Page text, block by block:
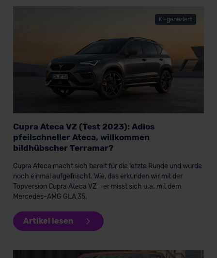
KI-generiert
Cupra Ateca VZ (Test 2023): Adios
pfeilschneller Ateca, willkommen
bildhübscher Terramar?
Cupra Ateca macht sich bereit für die letzte Runde und wurde
noch einmal aufgefrischt. Wie, das erkunden wir mit der
Topversion Cupra Ateca VZ – er misst sich u.a. mit dem
Mercedes-AMG GLA 35.
Artikel lesen